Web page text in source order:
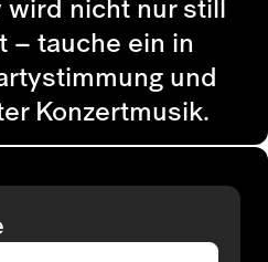
– tauche ein in
und
Konzertmusik.